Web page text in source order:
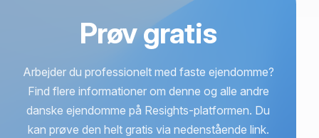
Prøv gratis
Arbejder du professionelt med faste ejendomme?
Find flere informationer om denne og alle andre
danske ejendomme på Resights-platformen. Du
kan prøve den helt gratis via nedenstående link.